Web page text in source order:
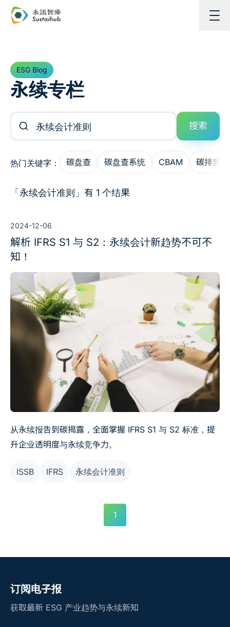
跳至主内容
ESG Blog
永续专栏
搜索文章
搜索
热门关键字： 碳盘查 碳盘查系统 CBAM 碳排放
「永续会计准则」有 1 个结果
2024-12-06
解析 IFRS S1 与 S2：永续会计新趋势不可不
知！
从永续报告到碳揭露，全面掌握 IFRS S1 与 S2 标准，提
升企业透明度与永续竞争力。
ISSB IFRS 永续会计准则
1
订阅电子报
获取最新 ESG 产业趋势与永续新知